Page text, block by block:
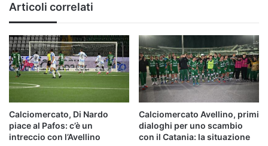
Articoli correlati
Calciomercato, Di Nardo
piace al Pafos: c’è un
intreccio con l’Avellino
Calciomercato Avellino, primi
dialoghi per uno scambio
con il Catania: la situazione